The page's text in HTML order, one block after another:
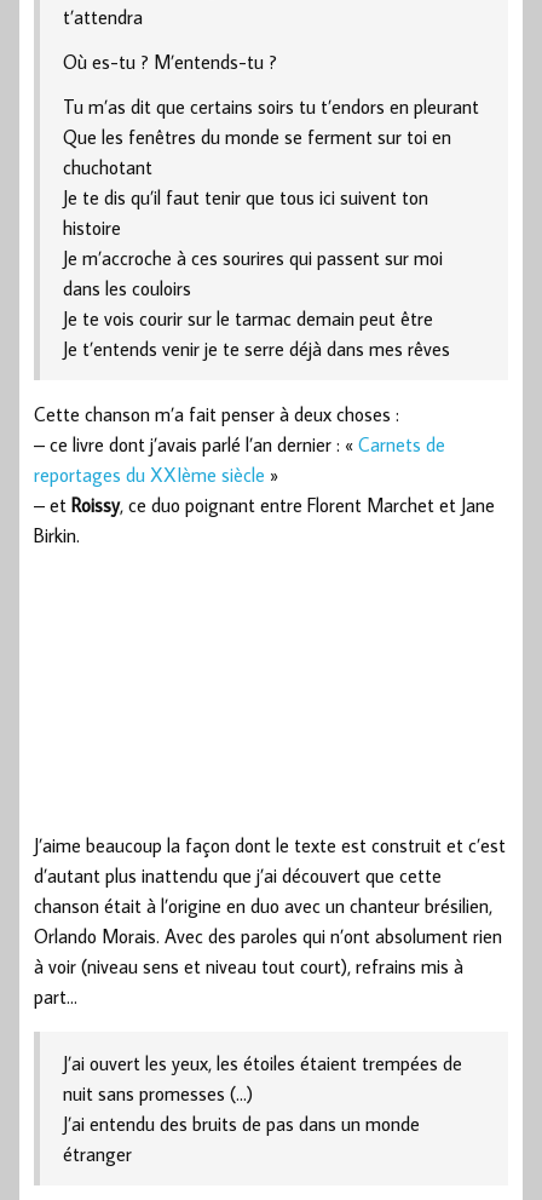
t’attendra
Où es-tu ? M’entends-tu ?
Tu m’as dit que certains soirs tu t’endors en pleurant
Que les fenêtres du monde se ferment sur toi en
chuchotant
Je te dis qu’il faut tenir que tous ici suivent ton
histoire
Je m’accroche à ces sourires qui passent sur moi
dans les couloirs
Je te vois courir sur le tarmac demain peut être
Je t’entends venir je te serre déjà dans mes rêves
Cette chanson m’a fait penser à deux choses :
– ce livre dont j’avais parlé l’an dernier : « Carnets de
reportages du XXIème siècle »
– et Roissy, ce duo poignant entre Florent Marchet et Jane
Birkin.
J’aime beaucoup la façon dont le texte est construit et c’est
d’autant plus inattendu que j’ai découvert que cette
chanson était à l’origine en duo avec un chanteur brésilien,
Orlando Morais. Avec des paroles qui n’ont absolument rien
à voir (niveau sens et niveau tout court), refrains mis à
part…
J’ai ouvert les yeux, les étoiles étaient trempées de
nuit sans promesses (…)
J’ai entendu des bruits de pas dans un monde
étranger